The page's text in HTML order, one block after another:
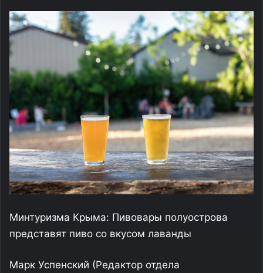
Минтуризма Крыма: Пивовары полуострова
представят пиво со вкусом лаванды
Марк Успенский (Редактор отдела